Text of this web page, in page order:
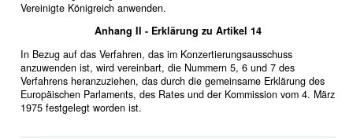
Vereinigte Königreich anwenden.
Anhang II - Erklärung zu Artikel 14
In Bezug auf das Verfahren, das im Konzertierungsausschuss
anzuwenden ist, wird vereinbart, die Nummern 5, 6 und 7 des
Verfahrens heranzuziehen, das durch die gemeinsame Erklärung des
Europäischen Parlaments, des Rates und der Kommission vom 4. März
1975 festgelegt worden ist.